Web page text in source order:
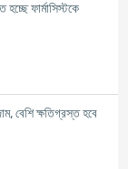
ফার্মাসিস্টকে
বেশি ক্ষতিগ্রস্ত হবে